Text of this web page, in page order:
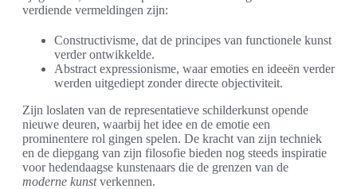
verdiende vermeldingen zijn:
Constructivisme, dat de principes van functionele kunst
verder ontwikkelde.
Abstract expressionisme, waar emoties en ideeën verder
werden uitgediept zonder directe objectiviteit.
Zijn loslaten van de representatieve schilderkunst opende
nieuwe deuren, waarbij het idee en de emotie een
prominentere rol gingen spelen. De kracht van zijn techniek
en de diepgang van zijn filosofie bieden nog steeds inspiratie
voor hedendaagse kunstenaars die de grenzen van de
moderne kunstverkennen.